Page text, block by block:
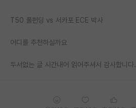
T50 풀펀딩 vs 서카포 ECE 박사
어디를 추천하실까요
두서없는 글 시간내어 읽어주셔서 감사합니다.